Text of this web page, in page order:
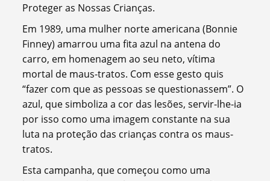
Proteger as Nossas Crianças.
Em 1989, uma mulher norte americana (Bonnie
Finney) amarrou uma fita azul na antena do
carro, em homenagem ao seu neto, vítima
mortal de maus-tratos. Com esse gesto quis
“fazer com que as pessoas se questionassem”. O
azul, que simboliza a cor das lesões, servir-lhe-ia
por isso como uma imagem constante na sua
luta na proteção das crianças contra os maus-
tratos.
Esta campanha, que começou como uma